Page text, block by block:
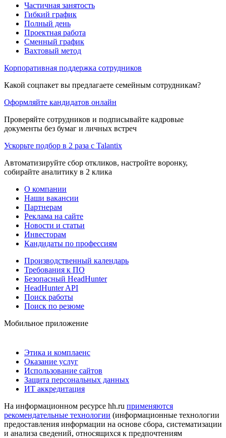
Частичная занятость
Гибкий график
Полный день
Проектная работа
Сменный график
Вахтовый метод
Корпоративная поддержка сотрудников
Какой соцпакет вы предлагаете семейным сотрудникам?
Оформляйте кандидатов онлайн
Проверяйте сотрудников и подписывайте кадровые
документы без бумаг и личных встреч
Ускорьте подбор в 2 раза с Talantix
Автоматизируйте сбор откликов, настройте воронку,
собирайте аналитику в 2 клика
О компании
Наши вакансии
Партнерам
Реклама на сайте
Новости и статьи
Инвесторам
Кандидаты по профессиям
Производственный календарь
Требования к ПО
Безопасный HeadHunter
HeadHunter API
Поиск работы
Поиск по резюме
Мобильное приложение
Этика и комплаенс
Оказание услуг
Использование сайтов
Защита персональных данных
ИТ аккредитация
На информационном ресурсе hh.ru применяются
рекомендательные технологии (информационные технологии
предоставления информации на основе сбора, систематизации
и анализа сведений, относящихся к предпочтениям